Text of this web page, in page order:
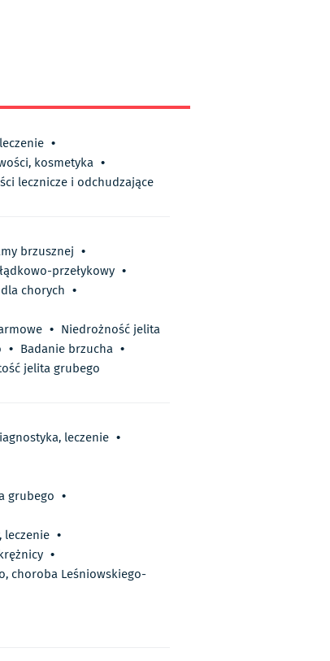
•
kosmetyka •
lecznicze i odchudzające
brzusznej •
przełykowy •
chorych •
• Niedrożność jelita
• Badanie brzucha •
jelita grubego
leczenie •
grubego •
leczenie •
•
choroba Leśniowskiego-